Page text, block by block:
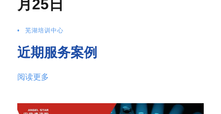
月25日
• 芜湖培训中心
近期服务案例
阅读更多